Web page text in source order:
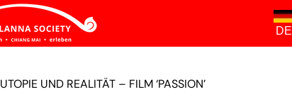
DE
UTOPIE UND REALITÄT – FILM ‘PASSION’